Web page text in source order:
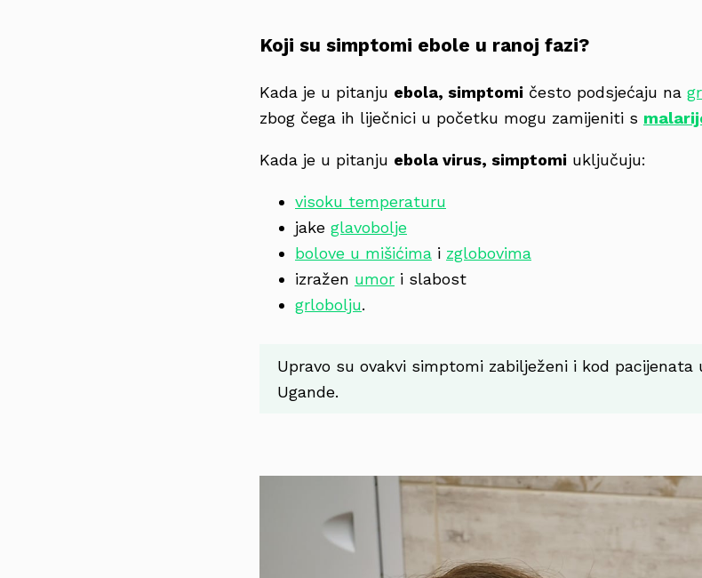
Koji su simptomi ebole u ranoj fazi?
Kada je u pitanju ebola, simptomi često podsjećaju na
zbog čega ih liječnici u početku mogu zamijeniti s
Kada je u pitanju ebola virus, simptomi uključuju:
visoku temperaturu
jake glavobolje
bolove u mišićima i zglobovima
izražen umor i slabost
grlobolju.
Upravo su ovakvi simptomi zabilježeni i kod
Ugande.